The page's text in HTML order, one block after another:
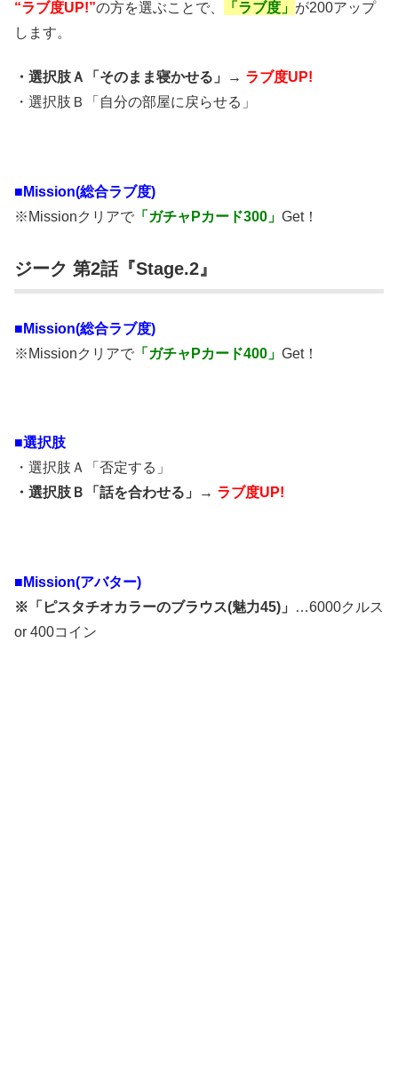
“ラブ度UP!”の方を選ぶことで、 「ラブ度」 が200アップ
します。
・選択肢Ａ「そのまま寝かせる」→ ラブ度UP!
・選択肢Ｂ「自分の部屋に戻らせる」
■Mission(総合ラブ度)
※Missionクリアで 「ガチャPカード300」 Get！
ジーク 第2話『Stage.2』
■Mission(総合ラブ度)
※Missionクリアで 「ガチャPカード400」 Get！
■選択肢
・選択肢Ａ「否定する」
・選択肢Ｂ「話を合わせる」→ ラブ度UP!
■Mission(アバター)
※「ピスタチオカラーのブラウス(魅力45)」
…6000クルス
or 400コイン